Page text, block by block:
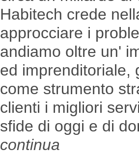
Habitech crede
approcciare i
andiamo oltre un'
ed imprenditoriale,
come strumento
clienti i migliori
sfide di oggi e di
continua